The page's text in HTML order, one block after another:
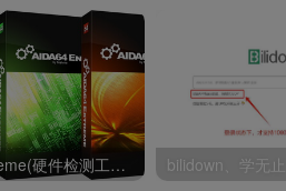
AIDA64 Extreme(硬件检测工具)v7.00正式版